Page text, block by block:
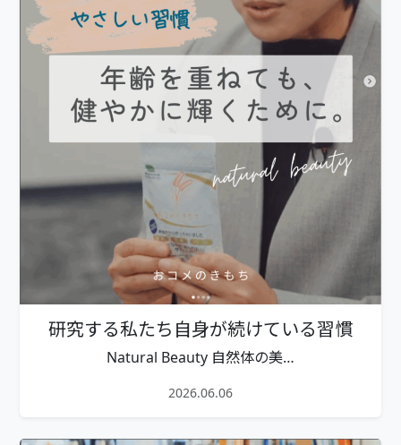
研究する私たち自身が続けている習慣
Natural Beauty 自然体の美…
2026.06.06